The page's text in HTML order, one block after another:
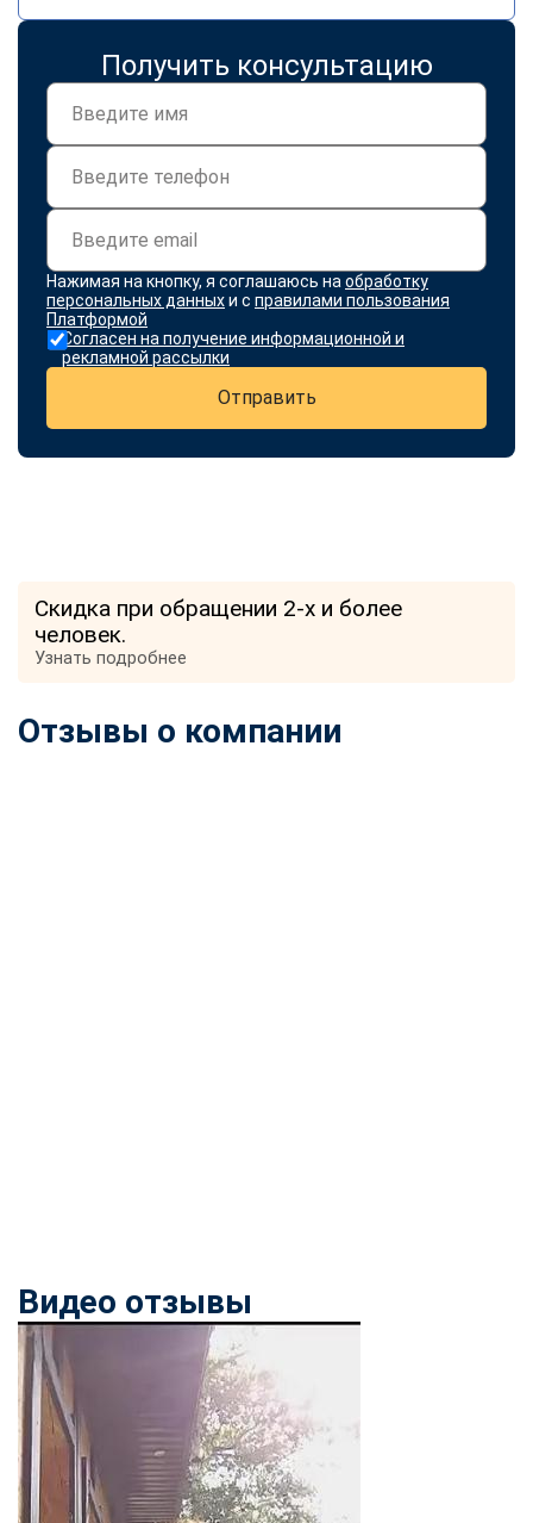
Получить консультацию
Нажимая на кнопку, я соглашаюсь на обработку
персональных данныхи с правилами пользования
Платформой
Согласен на получение информационной и
рекламной рассылки
Отправить
Скидка при обращении 2-х и более
человек.
Узнать подробнее
Отзывы о компании
Видео отзывы